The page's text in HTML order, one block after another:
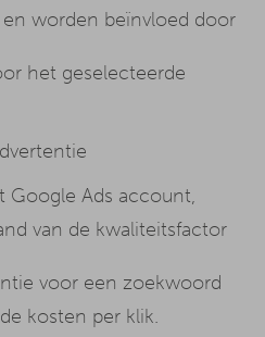
worden beïnvloed door
het geselecteerde
Google Ads account,
van de kwaliteitsfactor
voor een zoekwoord
kosten per klik.